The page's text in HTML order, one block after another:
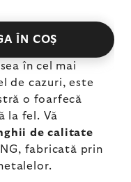
ÎN COŞ
în cel mai
de cazuri, este
o foarfecă
la fel. Vă
de calitate
fabricată prin